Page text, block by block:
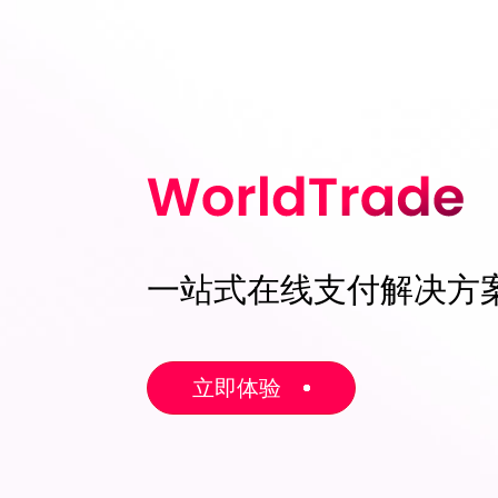
一站式在线支付解决方
立即体验